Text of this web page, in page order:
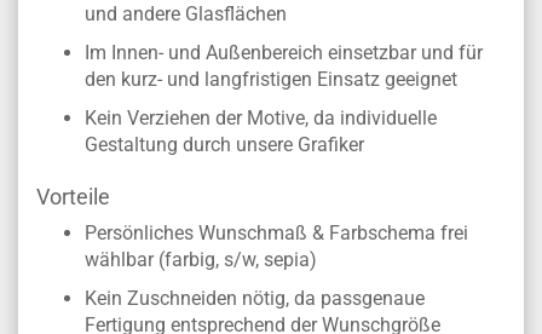
und andere Glasflächen
Im Innen- und Außenbereich einsetzbar und für
den kurz- und langfristigen Einsatz geeignet
Kein Verziehen der Motive, da individuelle
Gestaltung durch unsere Grafiker
Vorteile
Persönliches Wunschmaß & Farbschema frei
wählbar (farbig, s/w, sepia)
Kein Zuschneiden nötig, da passgenaue
Fertigung entsprechend der Wunschgröße